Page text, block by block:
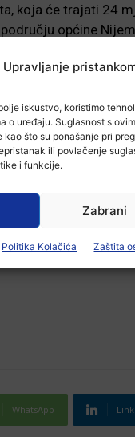
Upravljanje
iskustvo, koristimo
o uređaju. Suglasnost s
kao što su ponašanje pri
ili povlačenje
i funkcije.
Zabrani
Politika Kolačića Zaštita
koja će trajati 24
općine
uz nositelje i
i gradova s
WhatsApp